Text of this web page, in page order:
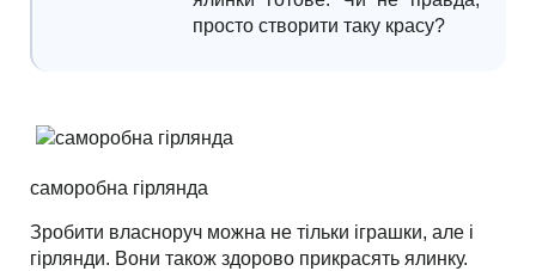
просто створити таку красу?
саморобна гірлянда
Зробити власноруч можна не тільки іграшки, але і
гірлянди. Вони також здорово прикрасять ялинку.